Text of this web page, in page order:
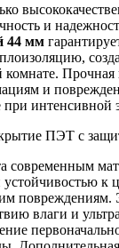
и
44 мм
Прочная
и
при интенсивной
ПЭТ с
современным
устойчивостью к
повреждениям.
влаги и